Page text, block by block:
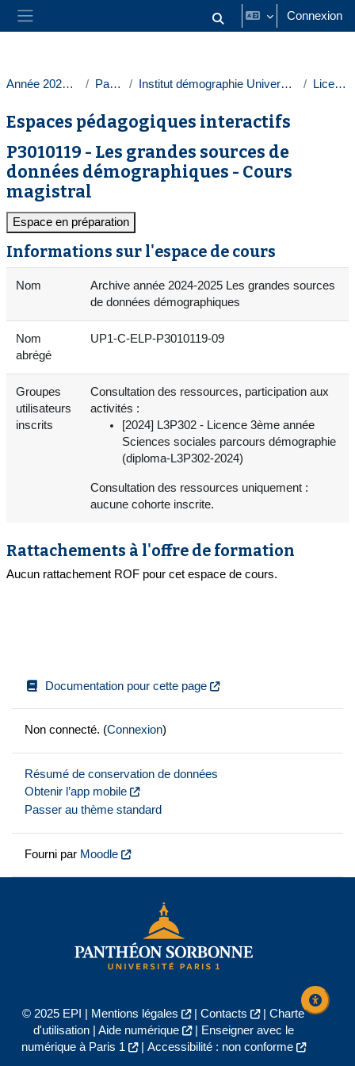
Passer au contenu principal
Panneau latéral Activer/désactiver la saisie
Connexion
Année 2024-2025 Paris 1 Institut démographie Université Paris 1 Licences
Espaces pédagogiques interactifs
P3010119 - Les grandes sources de
données démographiques - Cours
magistral
Espace en préparation
Informations sur l'espace de cours
Nom
Archive année 2024-2025 Les grandes sources
de données démographiques
Nom
abrégé
UP1-C-ELP-P3010119-09
Groupes
utilisateurs
inscrits
Consultation des ressources, participation aux
activités :
[2024] L3P302 - Licence 3ème année
Sciences sociales parcours démographie
(diploma-L3P302-2024)
Consultation des ressources uniquement :
aucune cohorte inscrite.
Rattachements à l'offre de formation
Aucun rattachement ROF pour cet espace de cours.
Documentation pour cette page
Non connecté. (Connexion)
Résumé de conservation de données
Obtenir l’app mobile
Passer au thème standard
Fourni par Moodle
© 2025 EPI | Mentions légales | Contacts | Charte
d'utilisation| Aide numérique |
Enseigner avec le
numérique à Paris 1
| Accessibilité : non conforme